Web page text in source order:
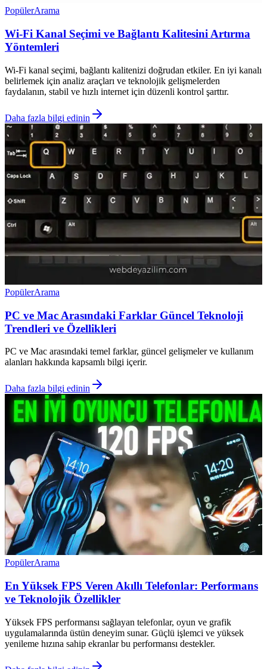
PopülerArama
Wi-Fi Kanal Seçimi ve Bağlantı Kalitesini Artırma
Yöntemleri
Wi-Fi kanal seçimi, bağlantı kalitenizi doğrudan etkiler. En iyi kanalı
belirlemek için analiz araçları ve teknolojik gelişmelerden
faydalanın, stabil ve hızlı internet için düzenli kontrol şarttır.
Daha fazla bilgi edinin
PopülerArama
PC ve Mac Arasındaki Farklar Güncel Teknoloji
Trendleri ve Özellikleri
PC ve Mac arasındaki temel farklar, güncel gelişmeler ve kullanım
alanları hakkında kapsamlı bilgi içerir.
Daha fazla bilgi edinin
PopülerArama
En Yüksek FPS Veren Akıllı Telefonlar: Performans
ve Teknolojik Özellikler
Yüksek FPS performansı sağlayan telefonlar, oyun ve grafik
uygulamalarında üstün deneyim sunar. Güçlü işlemci ve yüksek
yenileme hızına sahip ekranlar bu performansı destekler.